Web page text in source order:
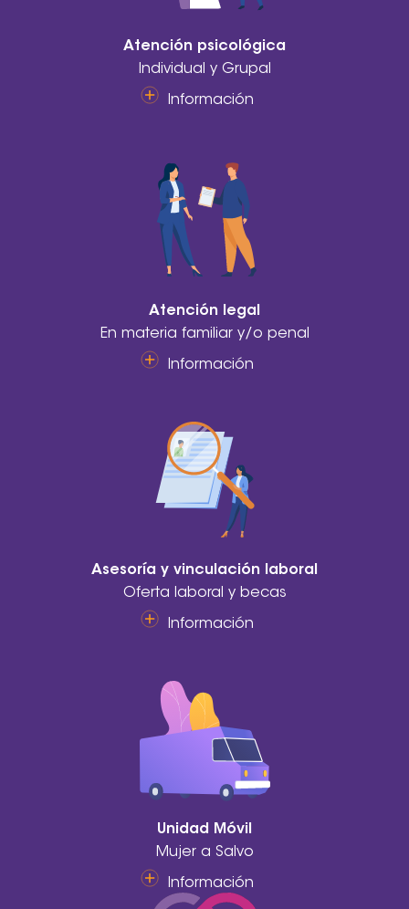
Atención psicológica
Individual y Grupal
Información
Atención legal
En materia familiar y/o penal
Información
Asesoría y vinculación laboral
Oferta laboral y becas
Información
Unidad Móvil
Mujer a Salvo
Información